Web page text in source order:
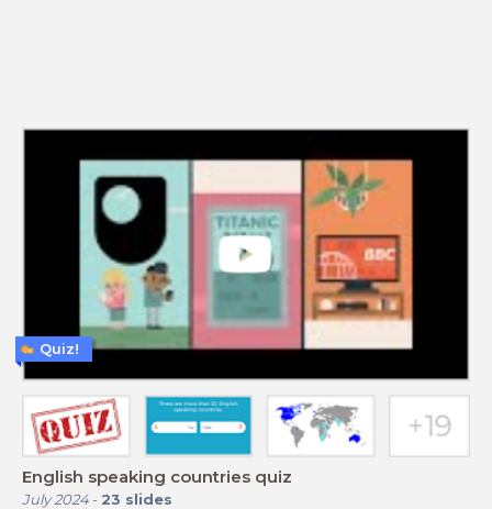
English speaking countries quiz
July 2024- 23 slides
Quiz!